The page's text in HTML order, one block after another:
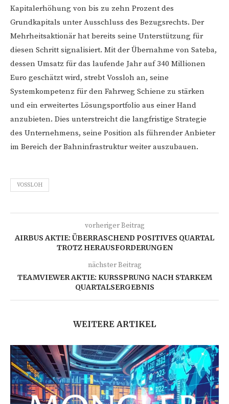
Kapitalerhöhung von bis zu zehn Prozent des
Grundkapitals unter Ausschluss des Bezugsrechts. Der
Mehrheitsaktionär hat bereits seine Unterstützung für
diesen Schritt signalisiert. Mit der Übernahme von Sateba,
dessen Umsatz für das laufende Jahr auf 340 Millionen
Euro geschätzt wird, strebt Vossloh an, seine
Systemkompetenz für den Fahrweg Schiene zu stärken
und ein erweitertes Lösungsportfolio aus einer Hand
anzubieten. Dies unterstreicht die langfristige Strategie
des Unternehmens, seine Position als führender Anbieter
im Bereich der Bahninfrastruktur weiter auszubauen.
VOSSLOH
vorheriger Beitrag
AIRBUS AKTIE: ÜBERRASCHEND POSITIVES QUARTAL
TROTZ HERAUSFORDERUNGEN
nächster Beitrag
TEAMVIEWER AKTIE: KURSSPRUNG NACH STARKEM
QUARTALSERGEBNIS
WEITERE ARTIKEL